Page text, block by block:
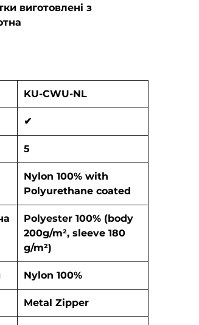
виготовлені з
KU-CWU-NL
✔
5
Nylon 100% with
Polyurethane coated
Polyester 100% (body
200g/m², sleeve 180
g/m²)
Nylon 100%
Metal Zipper